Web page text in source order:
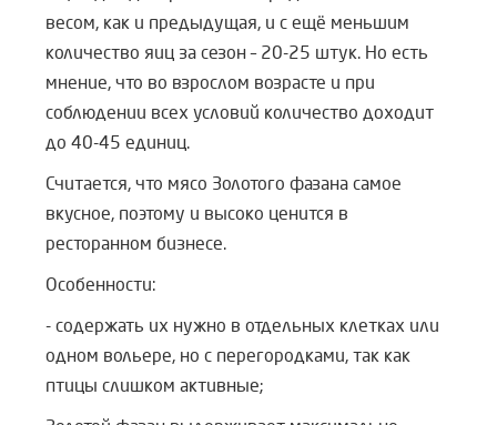
весом, как и предыдущая, и с ещё меньшим
количество яиц за сезон – 20-25 штук. Но есть
мнение, что во взрослом возрасте и при
соблюдении всех условий количество доходит
до 40-45 единиц.
Считается, что мясо Золотого фазана самое
вкусное, поэтому и высоко ценится в
ресторанном бизнесе.
Особенности:
- содержать их нужно в отдельных клетках или
одном вольере, но с перегородками, так как
птицы слишком активные;